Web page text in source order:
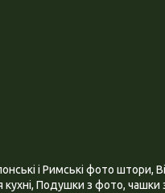
і Римські фото штори,
Подушки з фото, чашки